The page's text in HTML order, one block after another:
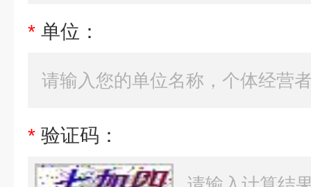
* 单位：
* 验证码：